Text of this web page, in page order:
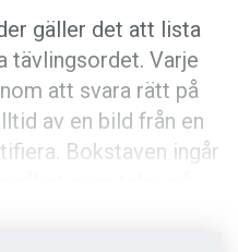
gäller det att lista
tävlingsordet. Varje
att svara rätt på
av en bild från en
Bokstaven ingår